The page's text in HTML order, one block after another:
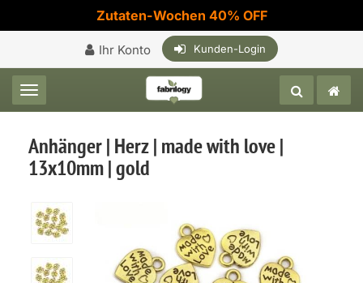
Zutaten-Wochen 40% OFF
Ihr Konto Kunden-Login
Toggle navigation
Anhänger | Herz | made with love |
13x10mm | gold